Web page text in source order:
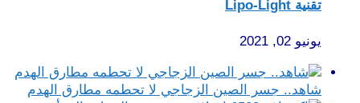
تقنية Lipo-Light
يونيو 02, 2021
شاهد.. جسر الصين الزجاجي لا تحطمه مطارق الهدم